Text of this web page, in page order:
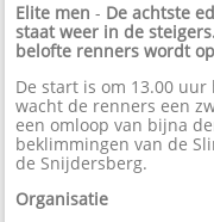
Elite men - De achtste
staat weer in de
belofte renners wordt
De start is om 13.00 uur
wacht de renners een
een omloop van bijna
beklimmingen van de
de Snijdersberg.
Organisatie